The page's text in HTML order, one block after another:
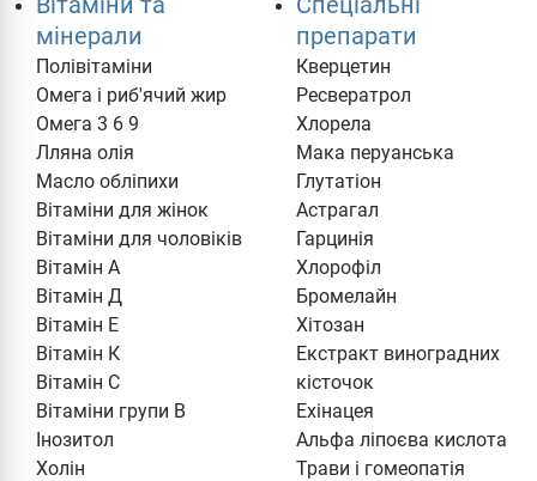
мінерали
Полівітаміни
Омега і риб'ячий жир
Омега 3 6 9
Лляна олія
Масло обліпихи
Вітаміни для жінок
Вітаміни для чоловіків
Вітамін А
Вітамін Д
Вітамін Е
Вітамін К
Вітамін С
Вітаміни групи В
Інозитол
Холін
препарати
Кверцетин
Ресвератрол
Хлорела
Мака перуанська
Глутатіон
Астрагал
Гарцинія
Хлорофіл
Бромелайн
Хітозан
Екстракт виноградних
кісточок
Ехінацея
Альфа ліпоєва кислота
Трави і гомеопатія